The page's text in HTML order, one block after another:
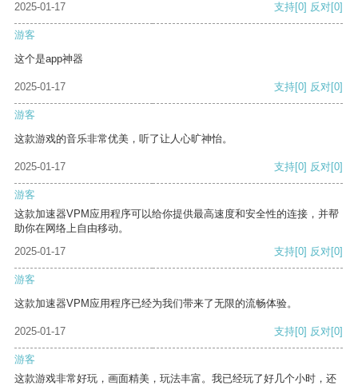
2025-01-17 支持[0] 反对[0]
游客
这个是app神器
2025-01-17 支持[0] 反对[0]
游客
这款游戏的音乐非常优美，听了让人心旷神怡。
2025-01-17 支持[0] 反对[0]
游客
这款加速器VPM应用程序可以给你提供最高速度和安全性的连接，并帮
助你在网络上自由移动。
2025-01-17
支持[0] 反对[0]
游客
这款加速器VPM应用程序已经为我们带来了无限的流畅体验。
2025-01-17 支持[0] 反对[0]
游客
这款游戏非常好玩，画面精美，玩法丰富。我已经玩了好几个小时，还